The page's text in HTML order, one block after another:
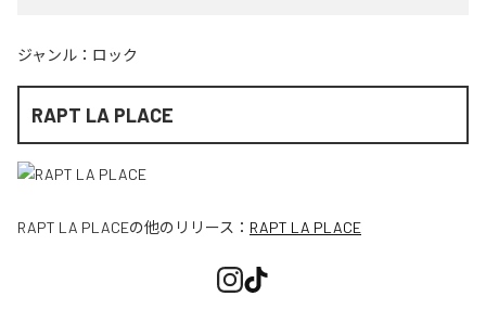
ジャンル： ロック
RAPT LA PLACE
RAPT LA PLACEの他のリリース： RAPT LA PLACE